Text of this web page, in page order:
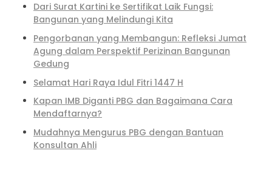
Dari Surat Kartini ke Sertifikat Laik Fungsi:
Bangunan yang Melindungi Kita
Pengorbanan yang Membangun: Refleksi Jumat
Agung dalam Perspektif Perizinan Bangunan
Gedung
Selamat Hari Raya Idul Fitri 1447 H
Kapan IMB Diganti PBG dan Bagaimana Cara
Mendaftarnya?
Mudahnya Mengurus PBG dengan Bantuan
Konsultan Ahli